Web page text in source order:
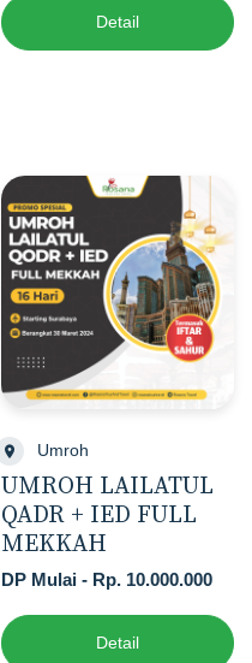
Detail
Umroh
UMROH LAILATUL
QADR + IED FULL
MEKKAH
DP Mulai - Rp. 10.000.000
Detail